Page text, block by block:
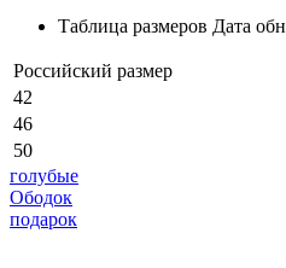
Таблица размеров Дата
Российский размер
42
46
50
голубые
Ободок
подарок